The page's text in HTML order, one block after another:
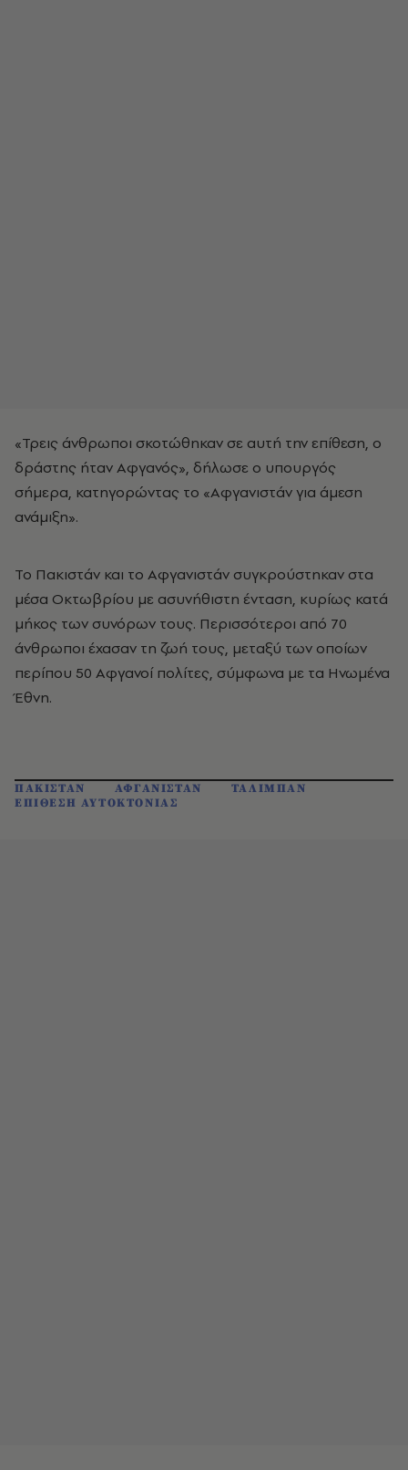
«Τρεις άνθρωποι σκοτώθηκαν σε αυτή την επίθεση, ο
δράστης ήταν Αφγανός», δήλωσε ο υπουργός
σήμερα, κατηγορώντας το «Αφγανιστάν για άμεση
ανάμιξη».
Το Πακιστάν και το Αφγανιστάν συγκρούστηκαν στα
μέσα Οκτωβρίου με ασυνήθιστη ένταση, κυρίως κατά
μήκος των συνόρων τους. Περισσότεροι από 70
άνθρωποι έχασαν τη ζωή τους, μεταξύ των οποίων
περίπου 50 Αφγανοί πολίτες, σύμφωνα με τα Ηνωμένα
Έθνη.
ΠΑΚΙΣΤΑΝ ΑΦΓΑΝΙΣΤΑΝ
ΤΑΛΙΜΠΑΝ
ΕΠΙΘΕΣΗ ΑΥΤΟΚΤΟΝΙΑΣ